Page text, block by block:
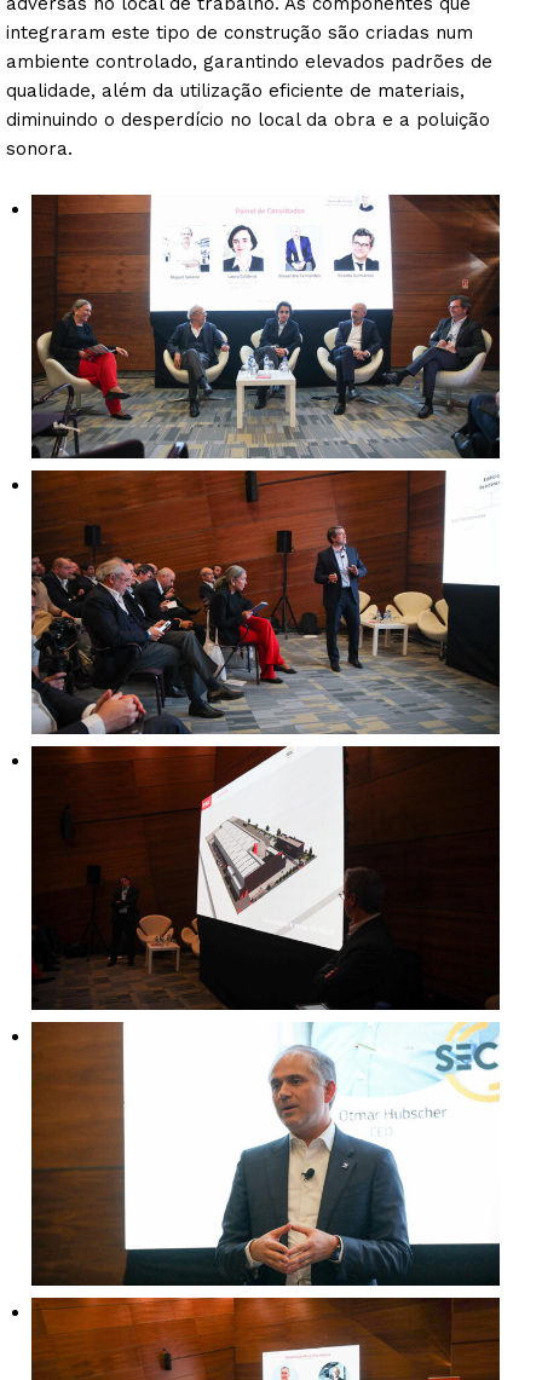
integraram este tipo de construção são criadas num
ambiente controlado, garantindo elevados padrões de
qualidade, além da utilização eficiente de materiais,
diminuindo o desperdício no local da obra e a poluição
sonora.